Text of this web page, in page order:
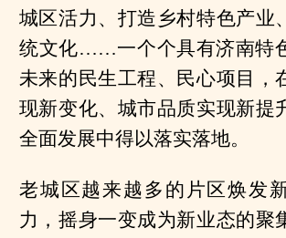
城区活力、打造乡村特色产业
统文化……一个个具有济南特
未来的民生工程、民心项目，
现新变化、城市品质实现新提
全面发展中得以落实落地。
老城区越来越多的片区焕发
力，摇身一变成为新业态的聚